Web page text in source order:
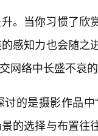
。当你习惯了欣
感知力也会随之
网络中长盛不衰的
的是摄影作品中
的选择与布置往